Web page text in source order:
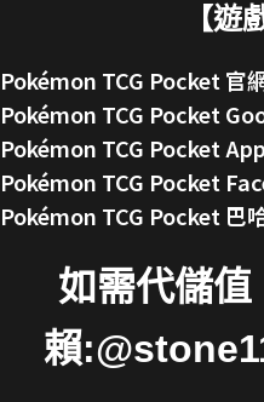
【遊
Pokémon TCG Pocket 官
Pokémon TCG Pocket
Pokémon TCG Pocket
Pokémon TCG Pocket
Pokémon TCG Pocket 巴
如需代儲
賴